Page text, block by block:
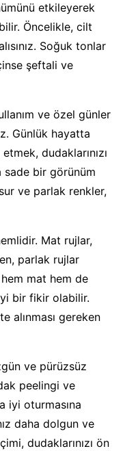
etkileyerek
Öncelikle, cilt
Soğuk tonlar
şeftali ve
ve özel günler
Günlük hayatta
dudaklarınızı
sade bir görünüm
ve parlak renkler,
Mat rujlar,
parlak rujlar
hem mat hem de
bir fikir olabilir.
alınması gereken
ve pürüzsüz
peelingi ve
iyi oturmasına
daha dolgun ve
dudaklarınızı ön